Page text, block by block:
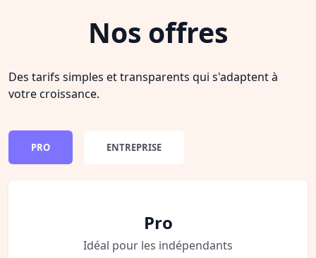
Nos offres
Des tarifs simples et transparents qui s'adaptent à
votre croissance.
PRO ENTREPRISE
Pro
Idéal pour les indépendants